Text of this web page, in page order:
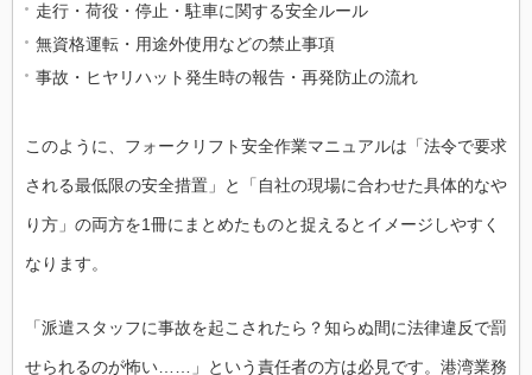
走行・荷役・停止・駐車に関する安全ルール
無資格運転・用途外使用などの禁止事項
事故・ヒヤリハット発生時の報告・再発防止の流れ
このように、フォークリフト安全作業マニュアルは「法令で要求
される最低限の安全措置」と「自社の現場に合わせた具体的なや
り方」の両方を1冊にまとめたものと捉えるとイメージしやすく
なります。
「派遣スタッフに事故を起こされたら？知らぬ間に法律違反で罰
せられるのが怖い……」という責任者の方は必見です。港湾業務